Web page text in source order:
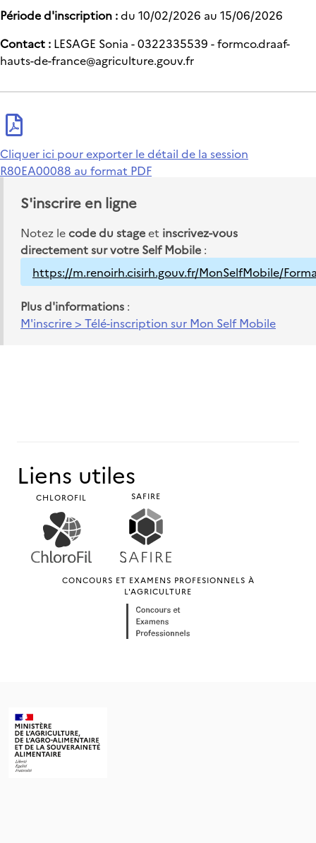
Période d'inscription :du 10/02/2026 au 15/06/2026
Contact : LESAGE Sonia - 0322335539 - formco.draaf-
hauts-de-france@agriculture.gouv.fr
Cliquer ici pour exporter le détail de la session
R80EA00088 au format PDF
S'inscrire en ligne
Notez lecode du stageet inscrivez-vous
directement sur votre Self Mobile :
https://m.renoirh.cisirh.gouv.fr/MonSelfMobile/
Plus d'informations :
M'inscrire > Télé-inscription sur Mon Self Mobile
Liens utiles
CHLOROFIL SAFIRE
CONCOURS ET EXAMENS PROFESIONNELS À
L'AGRICULTURE